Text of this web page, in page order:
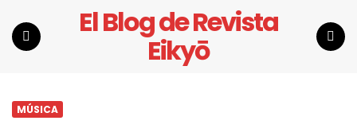
El Blog de Revista
Eikyō
MÚSICA